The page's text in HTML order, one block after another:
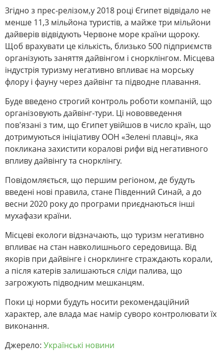
Згідно з прес-релізом,у 2018 році Єгипет відвідало не
менше 11,3 мільйона туристів, а майже три мільйони
дайверів відвідують Червоне море країни щороку.
Щоб врахувати це кількість, близько 500 підприємств
організують заняття дайвінгом і снорклінгом. Місцева
індустрія туризму негативно впливає на морську
флору і фауну через дайвінг та підводне плавання.
Буде введено строгий контроль роботи компаній, що
організовують дайвінг-тури. Ці нововведення
пов'язані з тим, що Єгипет увійшов в число країн, що
дотримуються ініціативу ООН «Зелені плавці», яка
покликана захистити коралові рифи від негативного
впливу дайвінгу та снорклінгу.
Повідомляється, що першим регіоном, де будуть
введені нові правила, стане Південний Синай, а до
весни 2020 року до програми приєднаються інші
мухафази країни.
Місцеві екологи відзначають, що туризм негативно
впливає на стан навколишнього середовища. Від
якорів при дайвінге і снорклинге страждають корали,
а після катерів залишаються сліди палива, що
загрожують підводним мешканцям.
Поки ці норми будуть носити рекомендаційний
характер, але влада має намір суворо контролювати їх
виконання.
Джерело: Українські новини